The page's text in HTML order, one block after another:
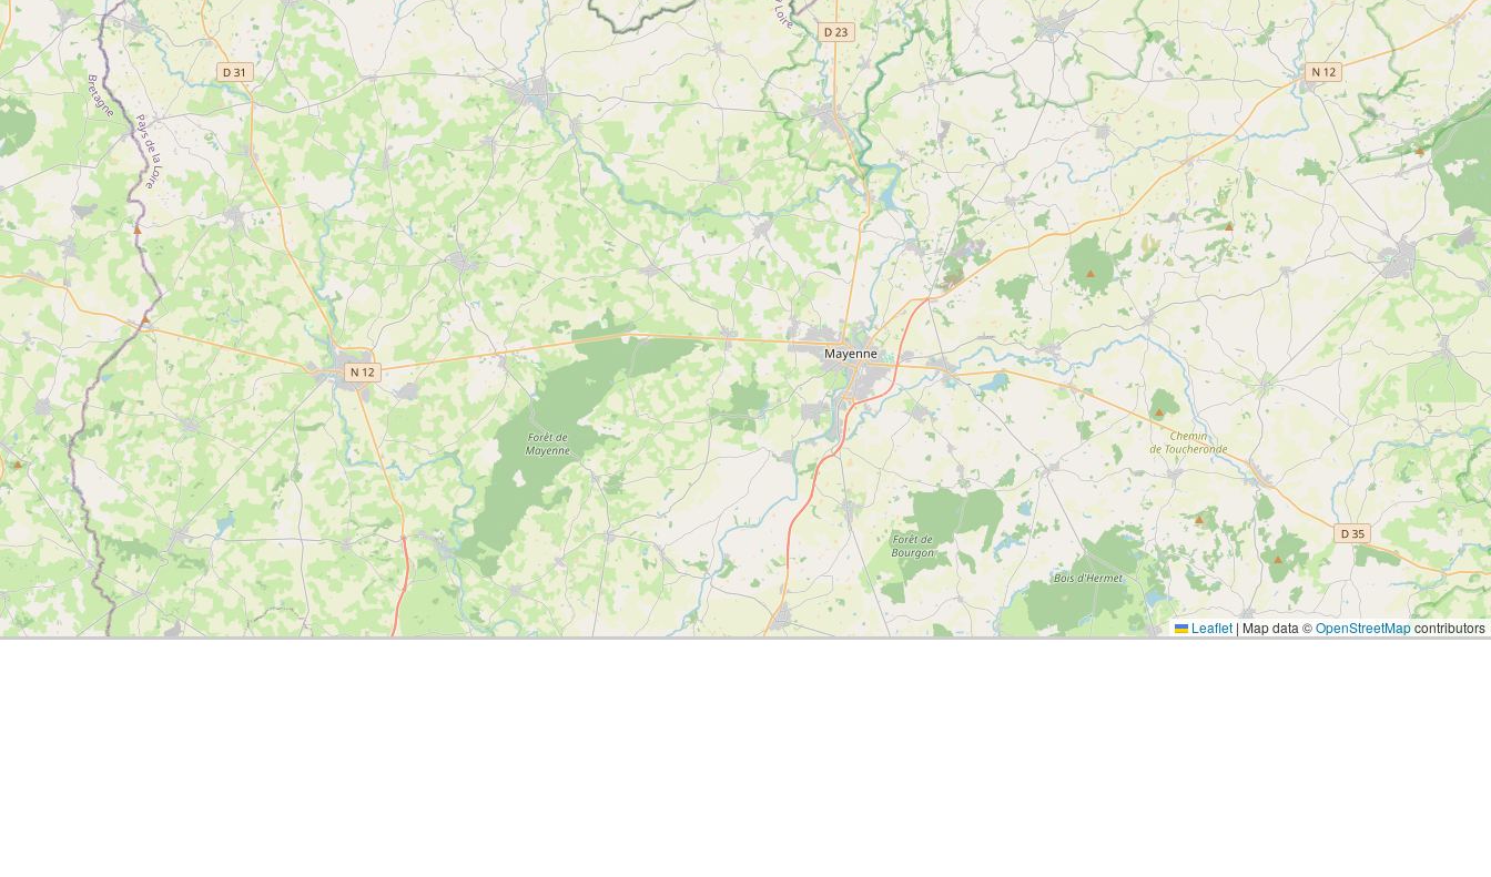
Leaflet | Map data ©OpenStreetMapcontributors